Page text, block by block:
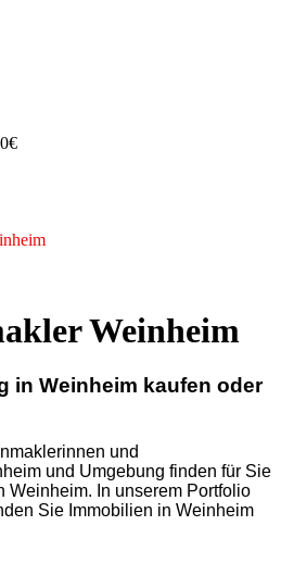
Weinheim
in Weinheim kaufen oder
und
und Umgebung finden für Sie
Weinheim. In unserem Portfolio
Sie Immobilien in Weinheim